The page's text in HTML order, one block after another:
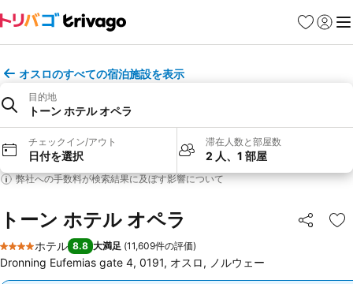
お気に入り
ログイ
メ
オスロのすべての宿泊施設を表示
目的地
トーン ホテル オペラ
チェックイン/アウト
日付を選択
滞在人数と部屋数
2 人、1 部屋
弊社への手数料が検索結果に及ぼす影響について
トーン ホテル オペラ シェア
お
4 ホテルのランク
ホテル 8.8 大満足 (11,609件の評価)
Dronning Eufemias gate 4, 0191, オスロ, ノルウェー